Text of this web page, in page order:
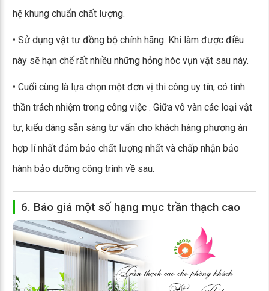
hệ khung chuẩn chất lượng.
• Sử dụng vật tư đồng bộ chính hãng: Khi làm được điều
này sẽ hạn chế rất nhiều những hỏng hóc vụn vặt sau này.
• Cuối cùng là lựa chọn một đơn vị thi công uy tín, có tinh
thần trách nhiệm trong công việc . Giữa vô vàn các loại vật
tư, kiểu dáng sẵn sàng tư vấn cho khách hàng phương án
hợp lí nhất đảm bảo chất lượng nhất và chấp nhận bảo
hành bảo dưỡng công trình về sau.
6. Báo giá một số hạng mục trần thạch cao